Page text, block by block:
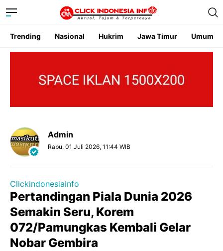
Trending Nasional Hukrim Jawa Timur Umum
Admin
Rabu, 01 Juli 2026, 11:44 WIB
Clickindonesiainfo
Pertandingan Piala Dunia 2026
Semakin Seru, Korem
072/Pamungkas Kembali Gelar
Nobar Gembira